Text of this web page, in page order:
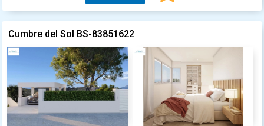
Cumbre del Sol BS-83851622